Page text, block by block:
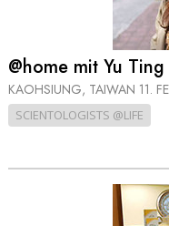
@home mit Yu
KAOHSIUNG, TAIWAN 11.
SCIENTOLOGISTS @LIFE